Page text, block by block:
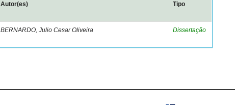
Autor(es) Tipo
BERNARDO, Julio Cesar Oliveira Dissertação